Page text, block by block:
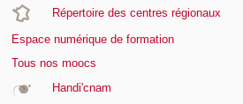
Répertoire des centres régionaux
Espace numérique de formation
Tous nos moocs
Handi'cnam